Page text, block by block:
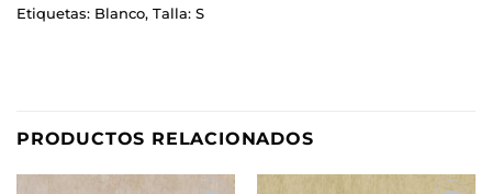
Etiquetas: Blanco, Talla: S
PRODUCTOS RELACIONADOS